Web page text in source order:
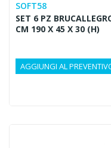
SOFT58
SET 6 PZ
CM 190 X 45 X 30 (H)
AGGIUNGI AL